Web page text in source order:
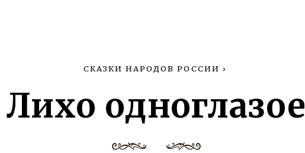
СКАЗКИ НАРОДОВ РОССИИ ›
Лихо одноглазое